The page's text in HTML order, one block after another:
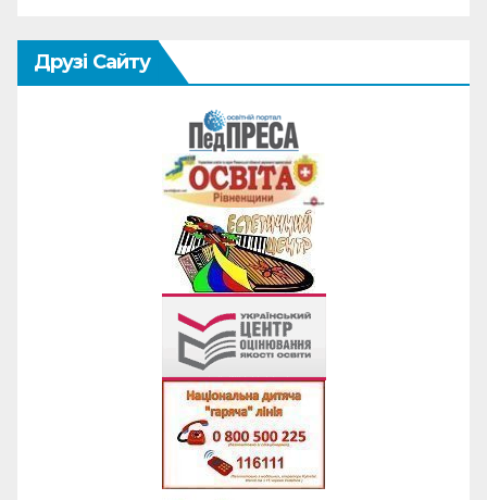
Друзі Сайту